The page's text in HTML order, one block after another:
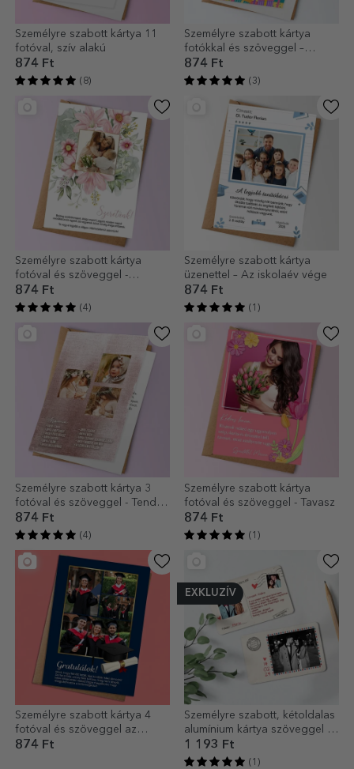
Személyre szabott kártya 11
fotóval, szív alakú
874 Ft
(8)
Személyre szabott kártya
fotókkal és szöveggel –
Boldog születésnapot,
gyerekek!
874 Ft
(3)
Személyre szabott kártya
fotóval és szöveggel -
Virágos
874 Ft
(4)
Személyre szabott kártya
üzenettel – Az iskolaév vége
874 Ft
(1)
Személyre szabott kártya 3
fotóval és szöveggel - Tender
Being
874 Ft
(4)
Személyre szabott kártya
fotóval és szöveggel - Tavasz
874 Ft
(1)
Személyre szabott kártya 4
fotóval és szöveggel az
érettségi alkalmából
874 Ft
EXKLUZÍV
Személyre szabott, kétoldalas
alumínium kártya szöveggel és
két fotóval - Levelezőlap
1 193 Ft
(1)